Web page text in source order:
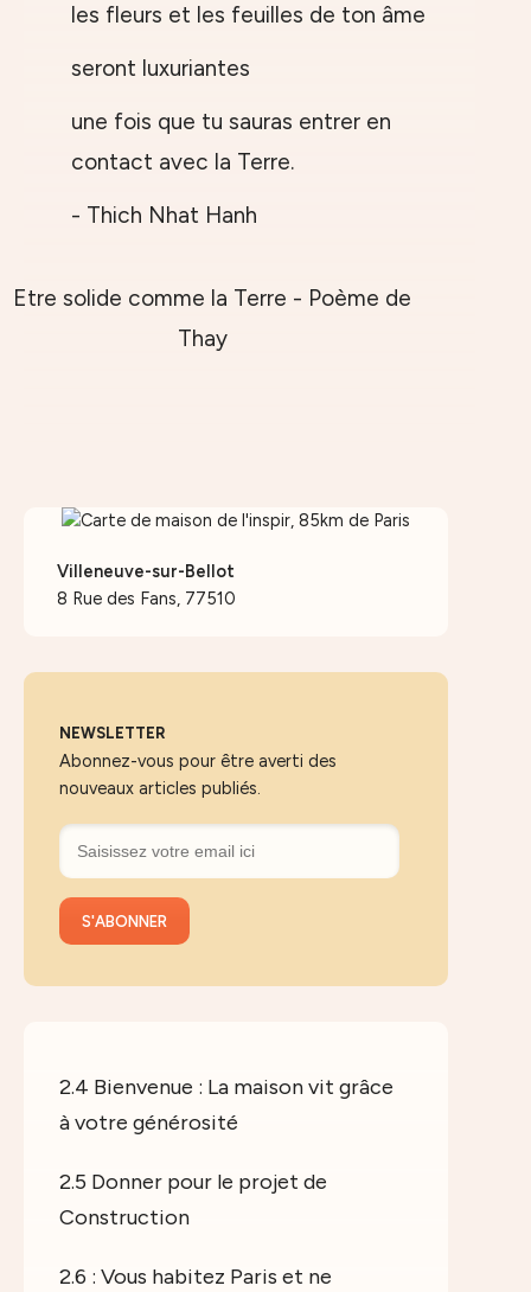
les fleurs et les feuilles de ton âme
seront luxuriantes
une fois que tu sauras entrer en
contact avec la Terre.
- Thich Nhat Hanh
Villeneuve-sur-Bellot
8 Rue des Fans, 77510
NEWSLETTER
Abonnez-vous pour être averti des
nouveaux articles publiés.
2.4 Bienvenue : La maison vit grâce
à votre générosité
2.5 Donner pour le projet de
Construction
2.6 : Vous habitez Paris et ne